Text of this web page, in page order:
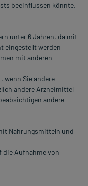
beeinflussen könnte.
unter 6 Jahren, da mit
eingestellt werden
mit anderen
wenn Sie andere
andere Arzneimittel
andere
Nahrungsmitteln und
die Aufnahme von